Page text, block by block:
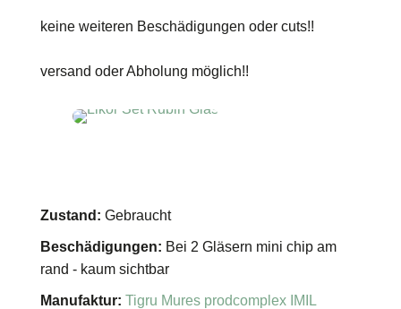
keine weiteren Beschädigungen oder cuts!!
versand oder Abholung möglich!!
Zustand: Gebraucht
Beschädigungen: Bei 2 Gläsern mini chip am
rand - kaum sichtbar
Manufaktur: Tigru Mures prodcomplex IMIL